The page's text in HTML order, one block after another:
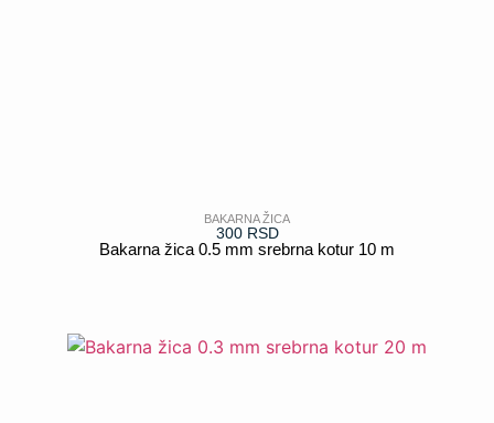
BAKARNA ŽICA
300 RSD
Bakarna žica 0.5 mm srebrna kotur 10 m